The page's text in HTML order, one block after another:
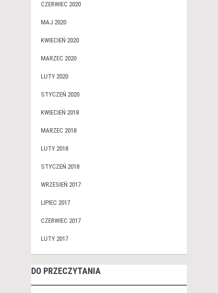
CZERWIEC 2020
MAJ 2020
KWIECIEŃ 2020
MARZEC 2020
LUTY 2020
STYCZEŃ 2020
KWIECIEŃ 2018
MARZEC 2018
LUTY 2018
STYCZEŃ 2018
WRZESIEŃ 2017
LIPIEC 2017
CZERWIEC 2017
LUTY 2017
DO PRZECZYTANIA